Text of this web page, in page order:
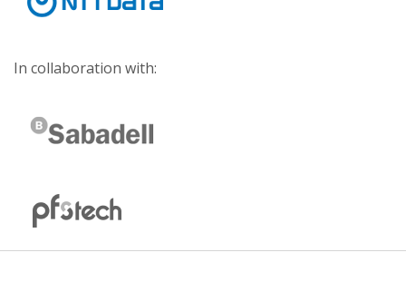
In collaboration with: